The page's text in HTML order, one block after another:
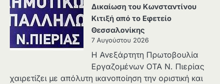
Δικαίωση του Κωνσταντίνου
Κιτιξή από το Εφετείο
Θεσσαλονίκης
7 Αυγούστου 2026
Η Ανεξάρτητη Πρωτοβουλία
Εργαζομένων ΟΤΑ Ν. Πιερίας
χαιρετίζει με απόλυτη ικανοποίηση την οριστική και